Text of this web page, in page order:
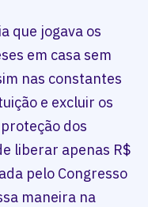
que jogava os
em casa sem
nas constantes
e excluir os
dos
liberar apenas R$
pelo Congresso
maneira na